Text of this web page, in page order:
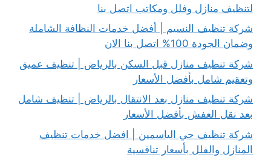
لتنظيف منازل وفلل ومكاتب اتصل بنا
شركة تنظيف النسيم | أفضل خدمات النظافة الشاملة
وضمان الجودة 100% اتصل بنا الان
شركة تنظيف منازل قبل السكن بالرياض | تنظيف عميق
وتعقيم شامل بأفضل الأسعار
شركة تنظيف منازل بعد الانتقال بالرياض | تنظيف شامل
بعد نقل العفش بأفضل الأسعار
شركة تنظيف حي الياسمين | افضل خدمات تنظيف
المنازل والفلل بأسعار تنافسية